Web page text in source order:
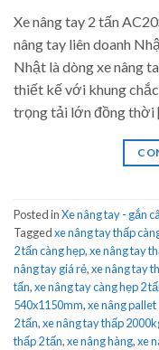
Xe nâng tay 2 tấn
nâng tay liên doanh
Nhật là dòng xe nâng
thiết kế với khung
trọng tải lớn đồng
Posted inXe nâng tay - gắn
Taggedxe nâng tay thấp
2 tấn càng hẹp,xe nâng tay
nâng tay giá rẻ,xe nâng tay
tấn,xe nâng tay càng hẹp 2
540x1150mm,xe nâng
2 tấn,xe nâng tay thấp
thấp 2 tấn,xe nâng hàng,xe